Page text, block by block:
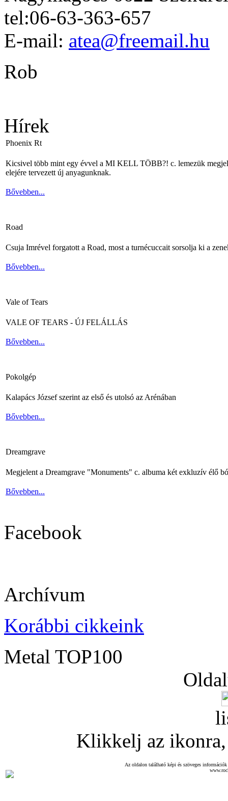
tel:06-63-363-657
E-mail: atea@freemail.hu
Rob
Hírek
Phoenix Rt
Kicsivel több mint egy évvel a MI KELL TÖBB?! c. lemezük
elejére tervezett új anyagunknak.
Bővebben...
Road
Csuja Imrével forgatott a Road, most a turnécuccait sorsolja ki a
Bővebben...
Vale of Tears
VALE OF TEARS - ÚJ FELÁLLÁS
Bővebben...
Pokolgép
Kalapács József szerint az első és utolsó az Arénában
Bővebben...
Dreamgrave
Megjelent a Dreamgrave "Monuments" c. albuma két exkluzív élő
Bővebben...
Facebook
Archívum
Korábbi cikkeink
Metal TOP100
Klikkelj az ikonra,
Az oldalon található képi és szöveges információk